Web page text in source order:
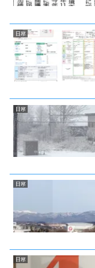
日常
日常
日常
日常